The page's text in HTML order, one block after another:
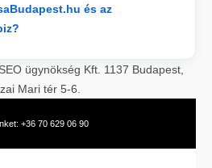
és az
ügynökség Kft. 1137 Budapest,
Mari tér 5-6.
+36 70 629 06 90